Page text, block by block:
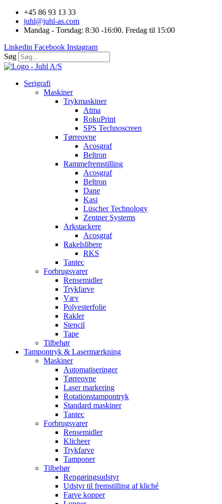
Videre
indhold
+45 86 93 13 33
juhl@juhl-as.com
Mandag - Torsdag: 8:30 -16:00. Fredag til 15:00
Linkedin Facebook Instagram
Søg
Serigrafi
Maskiner
Trykmaskiner
Atma
RokuPrint
SPS Technoscreen
Tørreovne
Acosgraf
Beltron
Rammefremstilling
Acosgraf
Beltron
Dane
Kasi
Lüscher Technology
Zentner Systems
Arkstackere
Acosgraf
Rakelslibere
RKS
Tantec
Forbrugsvarer
Rensemidler
Trykfarve
Væv
Polyesterfolie
Rakler
Stencil
Tape
Tilbehør
Tampontryk & Lasermærkning
Maskiner
Automatiseringer
Tørreovne
Laser markering
Rotationstampontryk
Standard maskiner
Tantec
Forbrugsvarer
Rensemidler
Klicheer
Trykfarve
Tamponer
Tilbehør
Rengøringsudstyr
Udstyr til fremstilling af kliché
Farve kopper